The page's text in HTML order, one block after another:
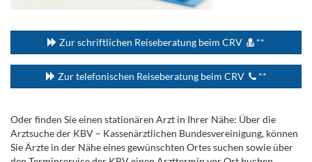
Zur schriftlichen Reiseberatung beim CRV **
Zur telefonischen Reiseberatung beim CRV **
Oder finden Sie einen stationären Arzt in Ihrer Nähe: Über die
Arztsuche der KBV – Kassenärztlichen Bundesvereinigung, können
Sie Ärzte in der Nähe eines gewünschten Ortes suchen sowie über